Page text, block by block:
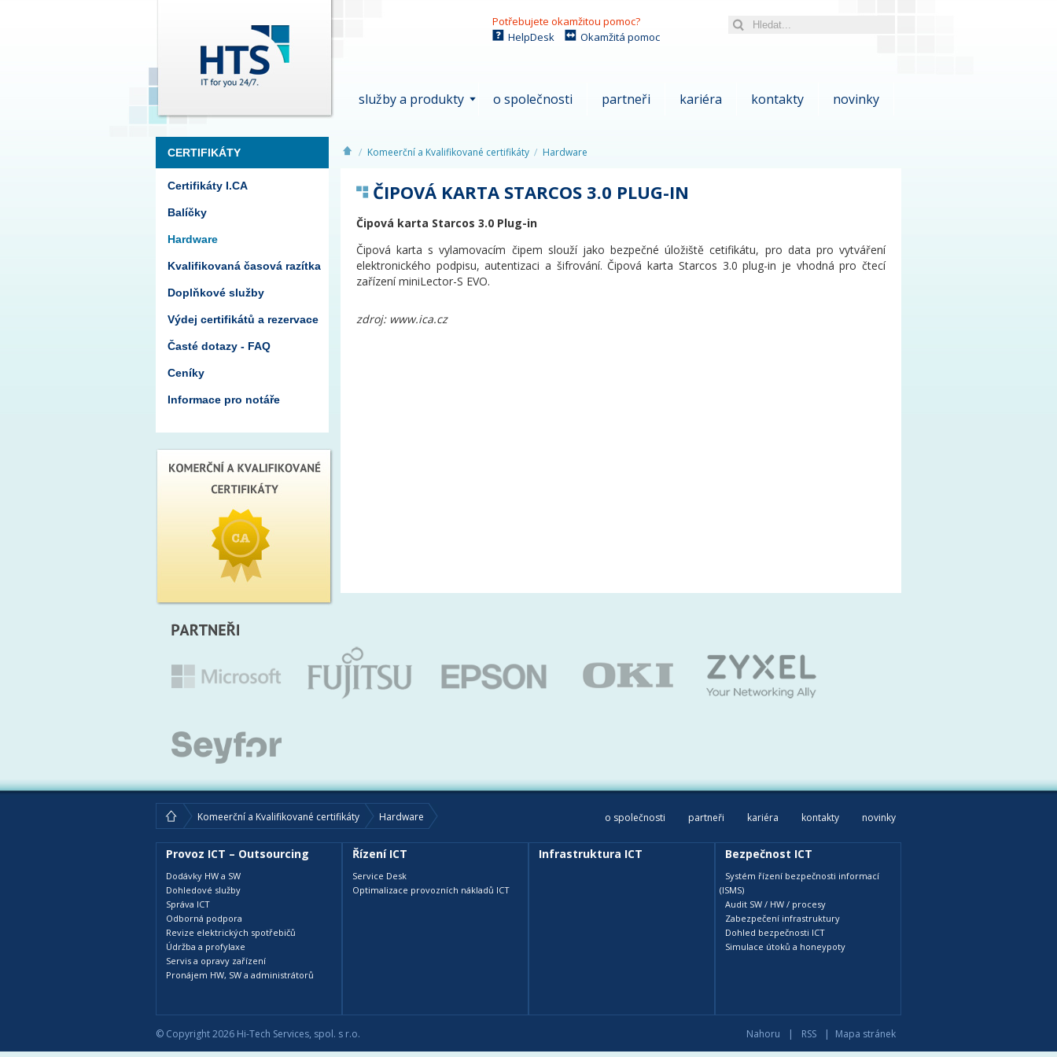
Potřebujete okamžitou pomoc?
HelpDesk
Okamžitá pomoc
služby a produkty o společnosti partneři kariéra kontakty novinky
CERTIFIKÁTY
Certifikáty I.CA
Balíčky
Hardware
Kvalifikovaná časová razítka
Doplňkové služby
Výdej certifikátů a rezervace
Časté dotazy - FAQ
Ceníky
Informace pro notáře
Komeerční a Kvalifikované certifikáty Hardware
ČIPOVÁ KARTA STARCOS 3.0 PLUG-IN
Čipová karta Starcos 3.0 Plug-in
Čipová karta s vylamovacím čipem slouží jako bezpečné úložiště cetifikátu, pro data pro vytváření
elektronického podpisu, autentizaci a šifrování. Čipová karta Starcos 3.0 plug-in je vhodná pro čtecí
zařízení miniLector-S EVO.
zdroj: www.ica.cz
Komeerční a Kvalifikované certifikáty Hardware o společnosti partneři kariéra kontakty novinky
Provoz ICT – Outsourcing
Dodávky HW a SW
Dohledové služby
Správa ICT
Odborná podpora
Revize elektrických spotřebičů
Údržba a profylaxe
Servis a opravy zařízení
Pronájem HW, SW a administrátorů
Řízení ICT
Service Desk
Optimalizace provozních nákladů ICT
Infrastruktura ICT Bezpečnost ICT
Systém řízení bezpečnosti informací
(ISMS)
Audit SW / HW / procesy
Zabezpečení infrastruktury
Dohled bezpečnosti ICT
Simulace útoků a honeypoty
© Copyright 2026 Hi-Tech Services, spol. s r.o. Mapa stránek
Nahoru | RSS |